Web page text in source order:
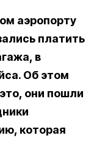
аэропорту
платить
в
Об этом
они пошли
которая